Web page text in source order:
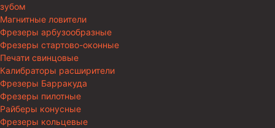
зубом
Магнитные ловители
Фрезеры арбузообразные
Фрезеры стартово-оконные
Печати свинцовые
Калибраторы расширители
Фрезеры Барракуда
Фрезеры пилотные
Райберы конусные
Фрезеры кольцевые